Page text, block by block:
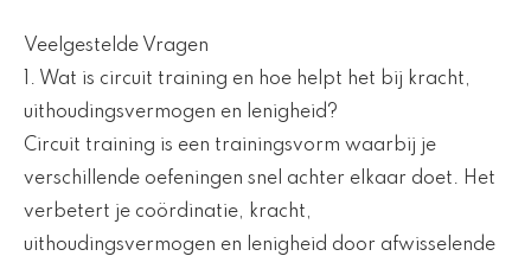
Veelgestelde Vragen
1. Wat is circuit training en hoe helpt het bij kracht,
uithoudingsvermogen en lenigheid?
Circuit training is een trainingsvorm waarbij je
verschillende oefeningen snel achter elkaar doet. Het
verbetert je coördinatie, kracht,
uithoudingsvermogen en lenigheid door afwisselende